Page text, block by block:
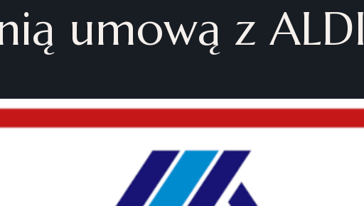
umową z ALDI